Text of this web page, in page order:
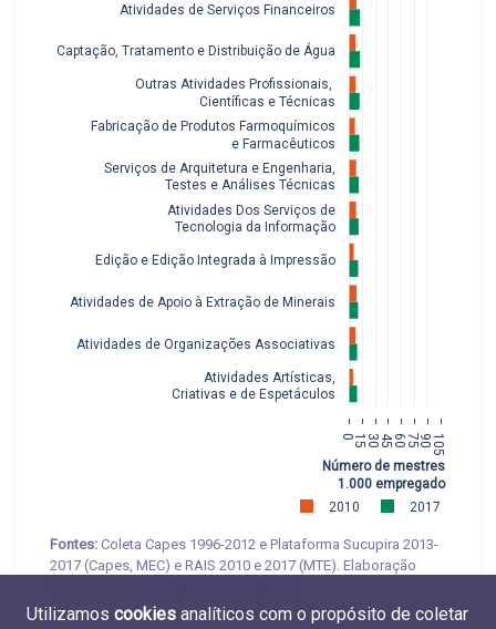
015 3045607590 105
Atividades Artísticas,
Criativas e de Espetáculos
Atividades de Organizações Associativas
Atividades de Apoio à Extração de Minerais
Edição e Edição Integrada à Impressão
Atividades Dos Serviços de
Tecnologia da Informação
Serviços de Arquitetura e Engenharia,
Testes e Análises Técnicas
Fabricação de Produtos Farmoquímicos
e Farmacêuticos
Outras Atividades Profissionais,
Científicas e Técnicas
Captação, Tratamento e Distribuição de Água
Atividades de Serviços Financeiros
2010 2017
Número de mestres por
1.000 empregados
Fontes: Coleta Capes 1996-2012 e Plataforma Sucupira 2013-
2017 (Capes, MEC) e RAIS 2010 e 2017 (MTE). Elaboração
Utilizamos cookies analíticos com o propósito de coletar